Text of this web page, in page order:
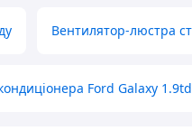
Вентилятор-люстра
Ford Galaxy